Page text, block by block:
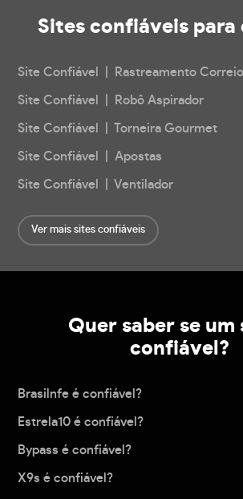
Sites confiáveis para
Site Confiável | Rastreamento
Site Confiável | Robô Aspirador
Site Confiável | Torneira Gourmet
Site Confiável | Apostas
Site Confiável | Ventilador
Ver mais sites confiáveis
Quer saber se um
confiável?
Brasilnfe é confiável?
Estrela10 é confiável?
Bypass é confiável?
X9s é confiável?